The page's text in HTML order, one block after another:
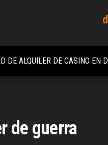
DE ALQUILER DE CASINO EN
de guerra